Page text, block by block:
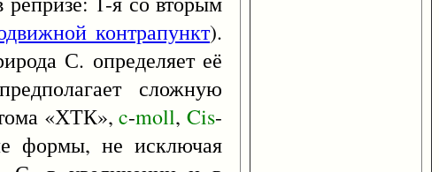
контрапункт).
С. определяет её
сложную
«ХТК»,c-moll,Cis-
формы, не исключая